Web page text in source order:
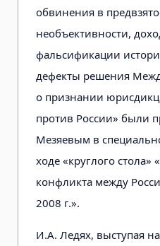
обвинения в
необъективности,
фальсификации
дефекты решения
о признании
против России» были
Мезяевым в
ходе «круглого стола»
конфликта между
2008 г.».
И.А. Ледях, выступая